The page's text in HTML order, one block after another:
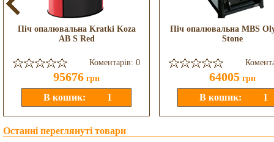
Піч опалювальна Kratki Koza
AB S Red
Коментарів: 0
95676 грн
Піч опалювальна MBS
Stone
64005 грн
Останні переглянуті товари